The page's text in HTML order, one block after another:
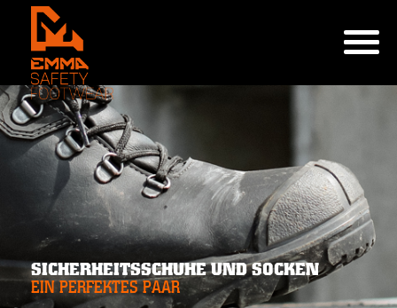
SICHERHEITSSCHUHE UND SOCKEN
EIN PERFEKTES PAAR